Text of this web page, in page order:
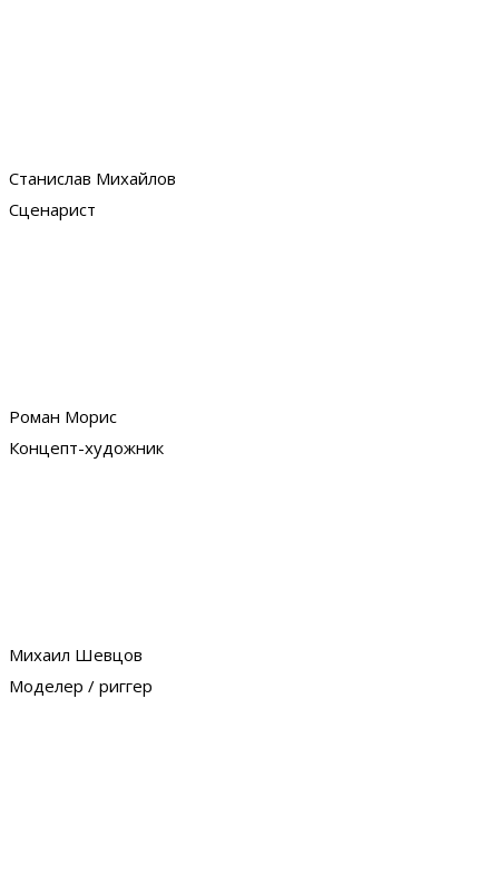
Станислав Михайлов
Сценарист
Роман Морис
Концепт-художник
Михаил Шевцов
Моделер / риггер